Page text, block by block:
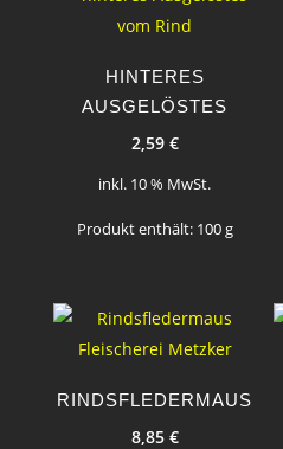
HINTERES
AUSGELÖSTES
2,59 €
inkl. 10 % MwSt.
Produkt enthält: 100g
RINDSFLEDERMAUS
8,85 €